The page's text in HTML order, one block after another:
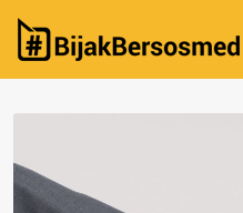
Beranda
Tentang Kami